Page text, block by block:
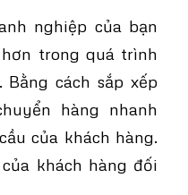
nghiệp của bạn
trong quá trình
Bằng cách sắp xếp
hàng nhanh
của khách hàng.
khách hàng đối